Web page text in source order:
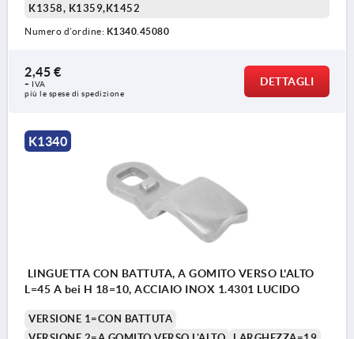
K1358, K1359,K1452
Numero d’ordine: K1340.45080
2,45 €
+ IVA
più le spese di spedizione
DETTAGLI
K1340
LINGUETTA CON BATTUTA, A GOMITO VERSO L'ALTO
L=45 A bei H 18=10, ACCIAIO INOX 1.4301 LUCIDO
VERSIONE 1=CON BATTUTA